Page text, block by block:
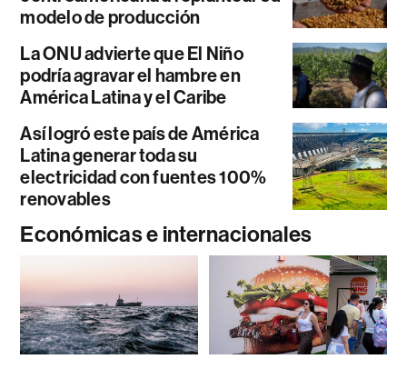
modelo de producción
La ONU advierte que El Niño
podría agravar el hambre en
América Latina y el Caribe
Así logró este país de América
Latina generar toda su
electricidad con fuentes 100%
renovables
Económicas e internacionales